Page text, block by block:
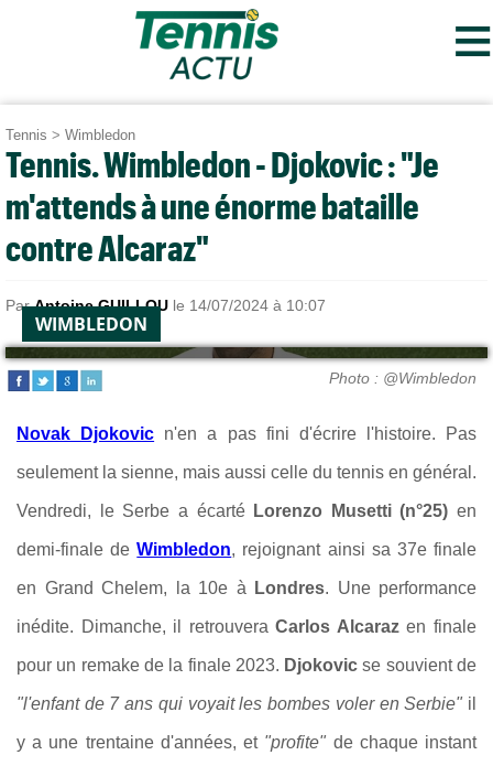
≡
Tennis > Wimbledon
Tennis. Wimbledon - Djokovic : "Je
m'attends à une énorme bataille
contre Alcaraz"
ParAntoine GUILLOU le 14/07/2024 à 10:07
WIMBLEDON
Photo : @Wimbledon
Novak Djokovic n'en a pas fini d'écrire l'histoire. Pas
seulement la sienne, mais aussi celle du tennis en général.
Vendredi, le Serbe a écarté Lorenzo Musetti (n°25) en
demi-finale deWimbledon, rejoignant ainsi sa 37e finale
en Grand Chelem, la 10e à Londres. Une performance
inédite. Dimanche, il retrouveraCarlos Alcarazen finale
pour un remake de la finale 2023. Djokovicse souvient de
"l'enfant de 7 ans qui voyait les bombes voler en Serbie" il
y a une trentaine d'années, et "profite" de chaque instant